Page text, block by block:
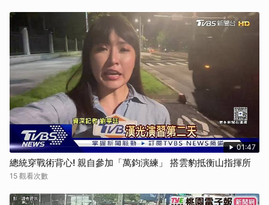
01:47
總統穿戰術背心! 親自參加「萬鈞演練」 搭雲豹抵衡山指揮所
15 觀看次數